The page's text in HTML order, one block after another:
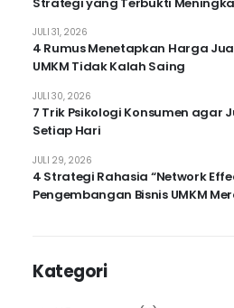
4 Rumus Menetapkan Harga
UMKM Tidak Kalah Saing
JULI 31, 2026
7 Trik Psikologi Konsumen agar
Setiap Hari
JULI 30, 2026
4 Strategi Rahasia “Network
Pengembangan Bisnis UMKM
JULI 29, 2026
Kategori